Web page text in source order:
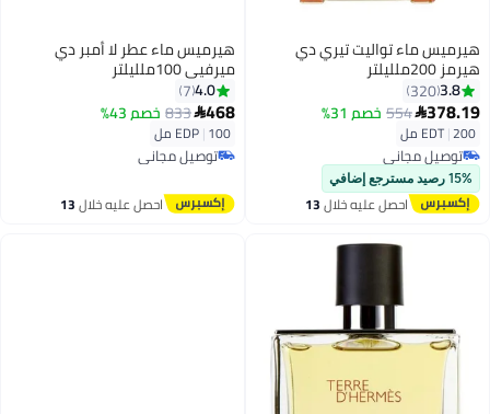
هيرميس ماء تواليت تيري دي
هيرمز 200ملليلتر
3.8
320
378.19
554 خصم 31%
EDT|200 مل
توصيل مجاني
توصيل مجاني
15% رصيد مسترجع إضافي
احصل عليه خلال13
هيرميس ماء عطر لا أمبر دي
ميرفيي 100ملليلتر
4.0
7
468
833 خصم 43%
EDP|100 مل
توصيل مجاني
توصيل مجاني
احصل عليه خلال13